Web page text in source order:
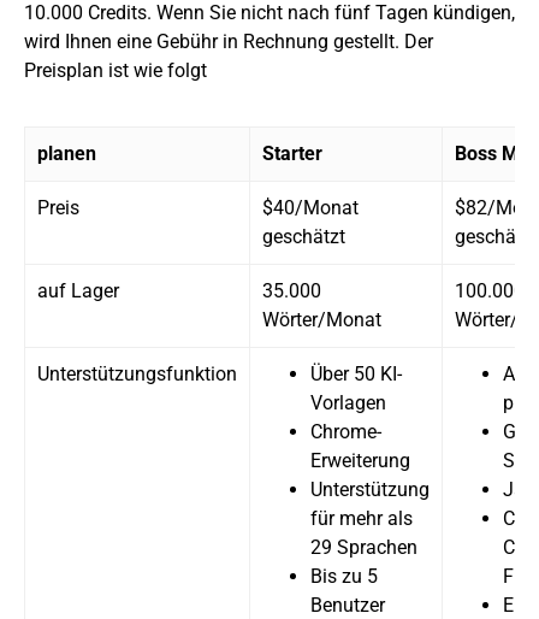
10.000 Credits. Wenn Sie nicht nach fünf Tagen kündigen,
wird Ihnen eine Gebühr in Rechnung gestellt. Der
Preisplan ist wie folgt
planen Starter Boss
Preis
$40/Monat
geschätzt
$82/
geschätzt
auf Lager
35.000
Wörter/Monat
100.000
Wörter/
Unterstützungsfunktion
Über 50 KI-
Vorlagen
Chrome-
Erweiterung
Unterstützung
für mehr als
29 Sprachen
Bis zu 5
Benutzer